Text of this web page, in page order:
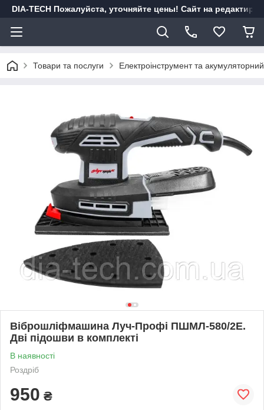
DIA-TECH Пожалуйста, уточняйте цены! Сайт на
Товари та послуги Електроінструмент та
Віброшліфмашина Луч-Профі ПШМЛ-580/2Е.
Дві підошви в комплекті
В наявності
Роздріб
950 ₴